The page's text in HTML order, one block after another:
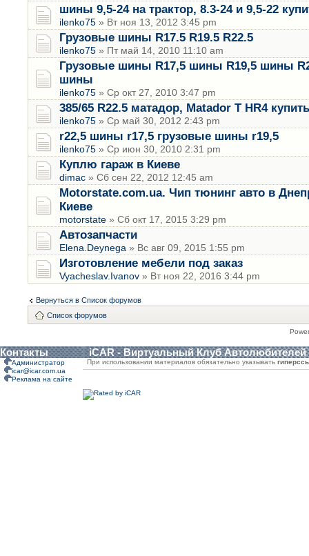
шины 9,5-24 на трактор, 8.3-24 и 9,5-22
ilenko75 » Вт ноя 13, 2012 3:45 pm
Грузовые шины R17.5 R19.5 R22.5
ilenko75 » Пт май 14, 2010 11:10 am
Грузовые шины R17,5 шины R19,5 шины
шины
ilenko75 » Ср окт 27, 2010 3:47 pm
385/65 R22.5 матадор, Matador T HR4
ilenko75 » Ср май 30, 2012 2:43 pm
r22,5 шины r17,5 грузовые шины r19,5
ilenko75 » Ср июн 30, 2010 2:31 pm
Куплю гараж в Киеве
dimac » Сб сен 22, 2012 12:45 am
Motorstate.com.ua. Чип тюнинг авто в
Киеве
motorstate » Сб окт 17, 2015 3:29 pm
Автозапчасти
Elena.Deynega » Вс авг 09, 2015 1:55 pm
Изготовление мебели под заказ
Vyacheslav.Ivanov » Вт ноя 22, 2016 3:44 pm
Вернуться в Список форумов
Список форумов
Контакты iCAR - Виртуальный Клуб Автолюбителей
Администратор
icar@icar.com.ua
Реклама на сайте
При использовании материалов обязательно указывать